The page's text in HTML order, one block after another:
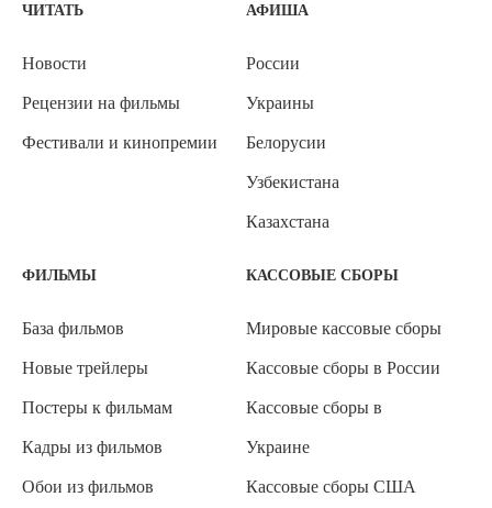
ЧИТАТЬ
Новости
Рецензии на фильмы
Фестивали и кинопремии
АФИША
России
Украины
Белорусии
Узбекистана
Казахстана
ФИЛЬМЫ
База фильмов
Новые трейлеры
Постеры к фильмам
Кадры из фильмов
Обои из фильмов
КАССОВЫЕ СБОРЫ
Мировые кассовые сборы
Кассовые сборы в России
Кассовые сборы в
Украине
Кассовые сборы США